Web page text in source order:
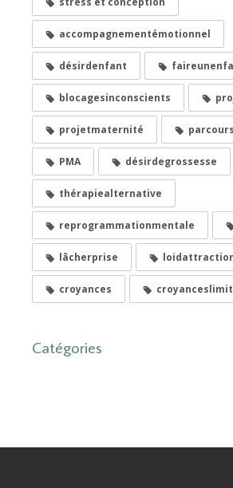
accompagnementémotionnel
désirdenfant
blocagesinconscients
projetmaternité
PMA désirdegrossesse
thérapiealternative
reprogrammationmentale
lâcherprise
croyances
Catégories